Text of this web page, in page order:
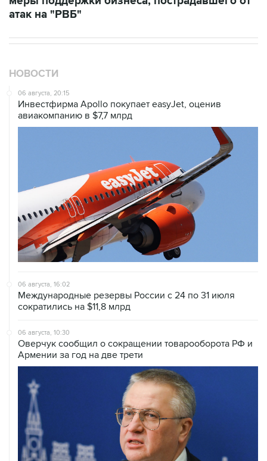
До этого Ким рассказывала, что складские
текущие страховые предложения для крупных
Объединенная компания разработала
собственные меры поддержки для продавцов,
чьи товары пострадали в результате атак.
Меры поддержки также объявляли ВБ банк,
Алексей Сазанов Минфин РФ
Купить подписку на профессиональную ленту
Подписаться на рассылку главных новостей сайта
Получать оперативные новости в официальном
НОВОСТИ ПО ТЕМЕ
6 августа 15:54
Ведомства РФ предложат меры поддержки
предпринимателей, пострадавших от атак на
логокомплексы
30 июля 18:26
Новак и Орешкин поручили подготовить
меры поддержки бизнеса, пострадавшего от
атак на "РВБ"